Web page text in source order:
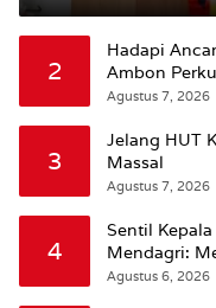
2
Hadapi
Ambon
Agustus 7, 2026
3
Jelang HUT
Massal
Agustus 7, 2026
4
Sentil
Mendagri:
Agustus 6, 2026